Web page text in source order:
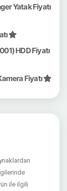
Yatak Fiyatı
HDD Fiyatı
Fiyatı
ile ilgili